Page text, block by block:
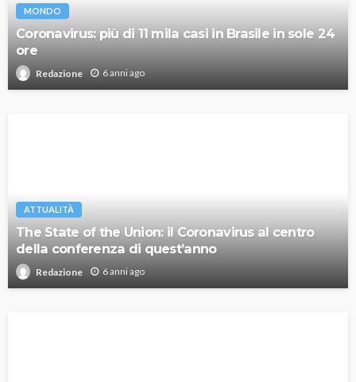
MONDO
Coronavirus: più di 11 mila casi in Brasile in sole 24
ore
Redazione 6 anni ago
ATTUALITÀ
The State of the Union: il Coronavirus al centro
della conferenza di quest’anno
Redazione 6 anni ago